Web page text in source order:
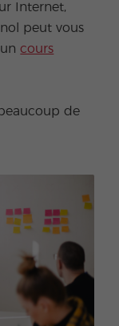
Internet,
peut vous
cours
de